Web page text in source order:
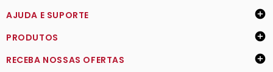
AJUDA E SUPORTE

PRODUTOS

RECEBA NOSSAS OFERTAS
